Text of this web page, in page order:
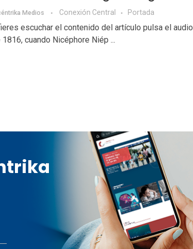
Medios Conexión Central Portada
escuchar el contenido del artículo pulsa el audio
1816, cuando Nicéphore Niép ...